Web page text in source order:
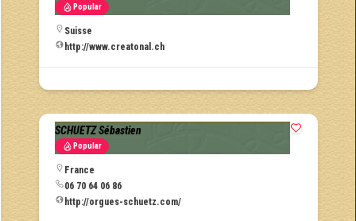
Popular
Suisse
http://www.creatonal.ch
SCHUETZ Sébastien
Popular
France
06 70 64 06 86
http://orgues-schuetz.com/